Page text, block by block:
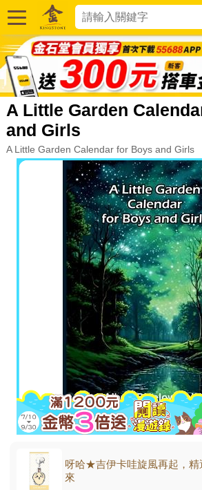
A Little Garden
and Girls
A Little Garden Calendar for Boys and Girls
呀哈★吉伊卡哇旋風再起，精
來